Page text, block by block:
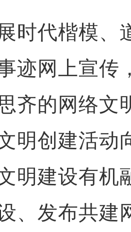
代楷模、
迹网上宣传
齐的网络文
明创建活动
明建设有机
、发布共建